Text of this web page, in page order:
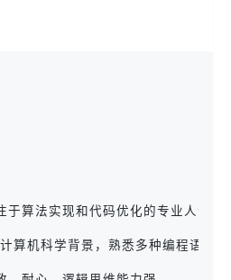
法实现和代码优化的专业人士。
机科学背景，熟悉多种编程语言。